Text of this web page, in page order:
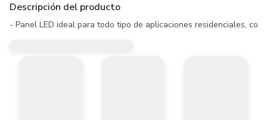
Descripción del producto
- Panel LED ideal para todo tipo de aplicaciones residenciales,